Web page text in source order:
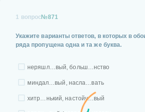
1 вопрос№871
Укажите варианты ответов, в которых в
ряда пропущена одна и та же буква.
неряшл…вый, больш…нство
миндал…вый, насла…вать
хитр…нький, настойч…вый